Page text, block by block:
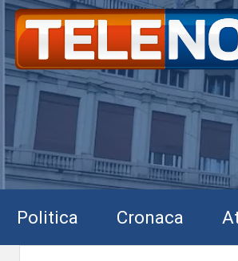
Politica Cronaca